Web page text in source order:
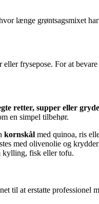
længe grøntsagsmixet
frysepose. For at
retter, supper eller
en simpel tilbehør.
kornskål med quinoa, ris
med olivenolie og
kylling, fisk eller tofu.
til at erstatte professionel